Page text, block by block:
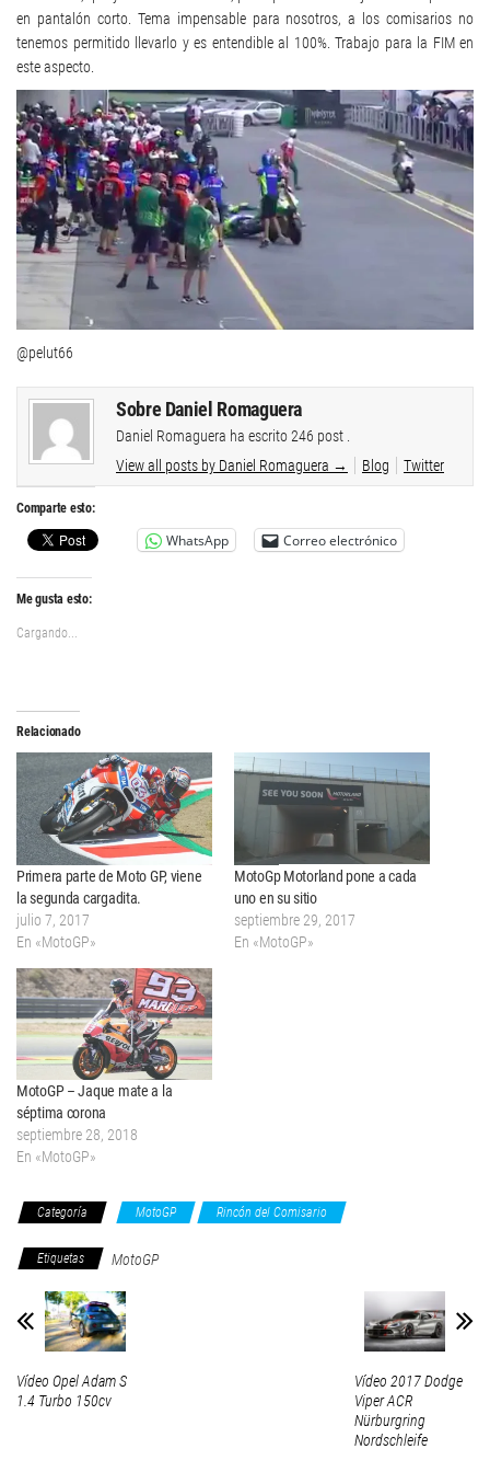
en pantalón corto. Tema impensable para nosotros, a los comisarios no
tenemos permitido llevarlo y es entendible al 100%. Trabajo para la FIM en
este aspecto.
@pelut66
Sobre Daniel Romaguera
Daniel Romaguera ha escrito 246 post .
View all posts by Daniel Romaguera → Blog Twitter
Comparte esto:
WhatsApp Correo electrónico
Me gusta esto:
Cargando...
Relacionado
Primera parte de Moto GP, viene
la segunda cargadita.
julio 7, 2017
En «MotoGP»
MotoGp Motorland pone a cada
uno en su sitio
septiembre 29, 2017
En «MotoGP»
MotoGP – Jaque mate a la
séptima corona
septiembre 28, 2018
En «MotoGP»
Categoría MotoGP Rincón del Comisario
Etiquetas MotoGP
Vídeo Opel Adam S
1.4 Turbo 150cv
Vídeo 2017 Dodge
Viper ACR
Nürburgring
Nordschleife